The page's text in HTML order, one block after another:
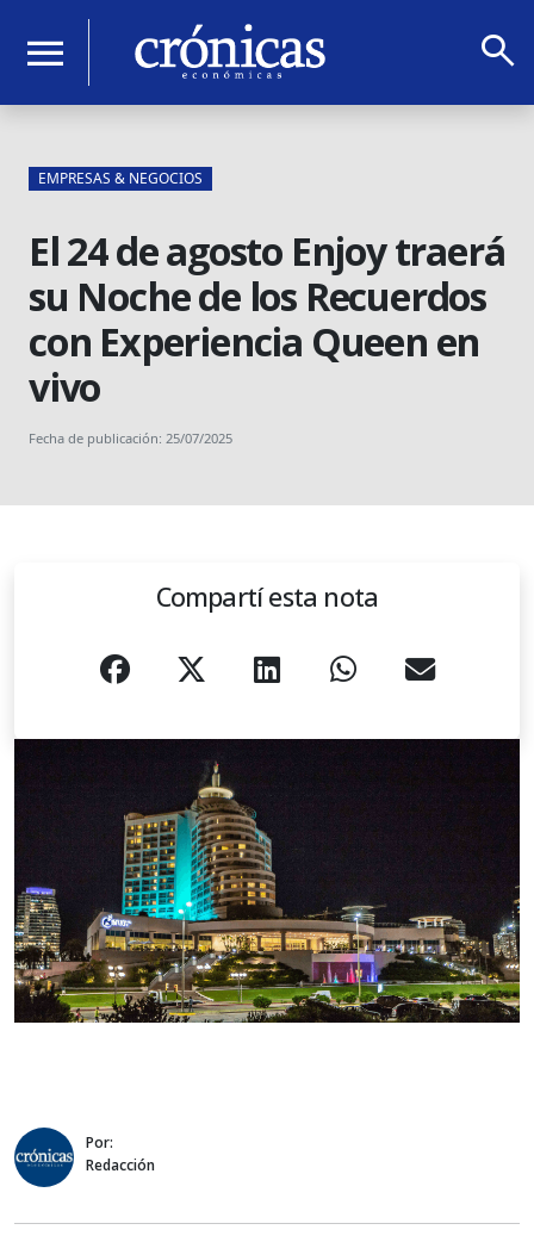
menu search
EMPRESAS & NEGOCIOS
El 24 de agosto Enjoy traerá
su Noche de los Recuerdos
con Experiencia Queen en
vivo
Fecha de publicación: 25/07/2025
Compartí esta nota
Por:
Redacción